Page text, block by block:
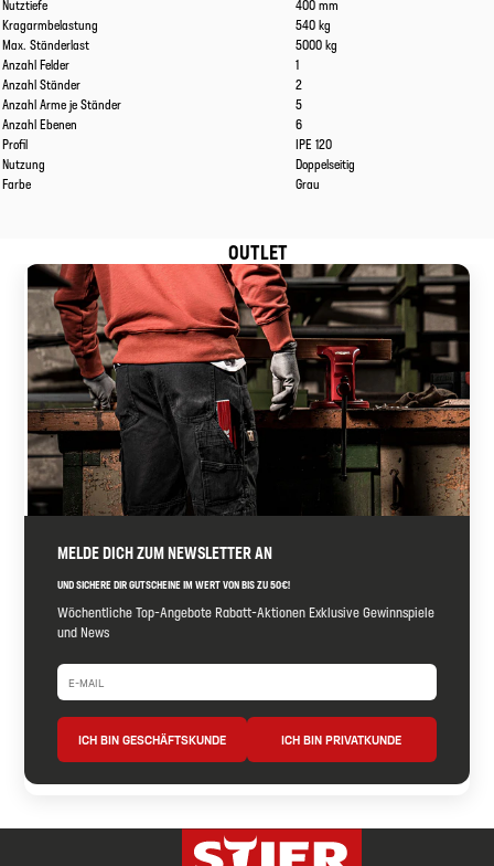
Nutztiefe
400 mm
Kragarmbelastung
540 kg
Max. Ständerlast
5000 kg
Anzahl Felder
1
Anzahl Ständer
2
Anzahl Arme je Ständer
5
Anzahl Ebenen
6
Profil
IPE 120
Nutzung
Doppelseitig
Farbe
Grau
OUTLET
MELDE DICH ZUM NEWSLETTER AN
UND SICHERE DIR GUTSCHEINE IM WERT VON BIS ZU 50€!
Wöchentliche Top-Angebote Rabatt-Aktionen Exklusive Gewinnspiele
und News
ICH BIN GESCHÄFTSKUNDE ICH BIN PRIVATKUNDE